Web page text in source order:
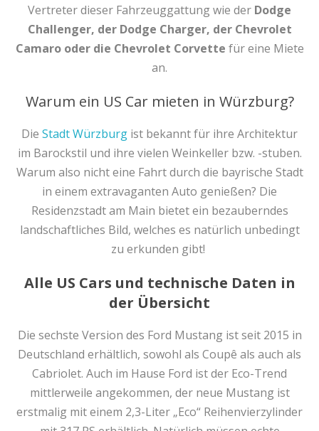
Vertreter dieser Fahrzeuggattung wie der Dodge
Challenger, der Dodge Charger, der Chevrolet
Camaro oder die Chevrolet Corvette für eine Miete
an.
Warum ein US Car mieten in Würzburg?
Die Stadt Würzburg ist bekannt für ihre Architektur
im Barockstil und ihre vielen Weinkeller bzw. -stuben.
Warum also nicht eine Fahrt durch die bayrische Stadt
in einem extravaganten Auto genießen? Die
Residenzstadt am Main bietet ein bezauberndes
landschaftliches Bild, welches es natürlich unbedingt
zu erkunden gibt!
Alle US Cars und technische Daten in
der Übersicht
Die sechste Version des Ford Mustang ist seit 2015 in
Deutschland erhältlich, sowohl als Coupê als auch als
Cabriolet. Auch im Hause Ford ist der Eco-Trend
mittlerweile angekommen, der neue Mustang ist
erstmalig mit einem 2,3-Liter „Eco“ Reihenvierzylinder